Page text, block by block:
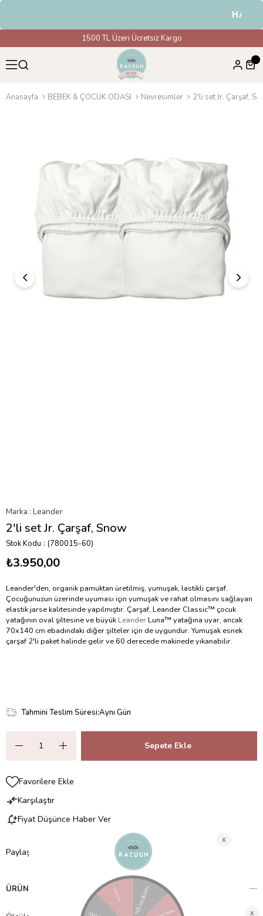
1500 TL Üzeri Ücretsiz Kargo
Anasayfa BEBEK & ÇOCUK ODASI Nevresimler 2'li set Jr. Çarşaf,
Marka : Leander
2'li set Jr. Çarşaf, Snow
Stok Kodu (780015-60)
₺3.950,00
Leander'den, organik pamuktan üretilmiş, yumuşak, lastikli çarşaf.
Çocuğunuzun üzerinde uyuması için yumuşak ve rahat olmasını sağlayan
elastik jarse kalitesinde yapılmıştır. Çarşaf, Leander Classic™ çocuk
yatağının oval şiltesine ve büyük LeanderLuna™ yatağına uyar, ancak
70x140 cm ebadındaki diğer şilteler için de uygundur. Yumuşak esnek
çarşaf 2'li paket halinde gelir ve 60 derecede makinede yıkanabilir.
Tahmini Teslim Süresi:Aynı Gün
Favorilere Ekle
Karşılaştır
Fiyat Düşünce Haber Ver
Paylaş
ÜRÜN ÖZELLIKLERI